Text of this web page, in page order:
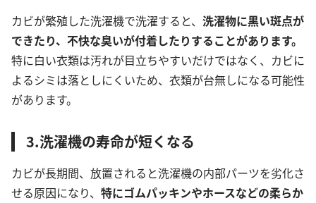
カビが繁殖した洗濯機で洗濯すると、 洗濯物に黒い斑点が
できたり、不快な臭いが付着したりすることがあります。
特に白い衣類は汚れが目立ちやすいだけではなく、カビに
よるシミは落としにくいため、衣類が台無しになる可能性
があります。
3.洗濯機の寿命が短くなる
カビが長期間、放置されると洗濯機の内部パーツを劣化さ
せる原因になり、 特にゴムパッキンやホースなどの柔らか